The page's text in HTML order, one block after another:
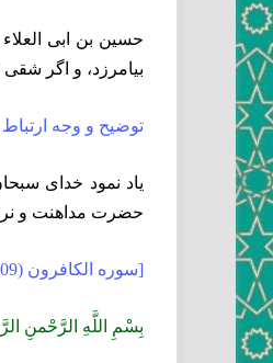
حسين بن ابى
بيامرزد، و اگر
توضيح و وجه
ياد نمود خداى
حضرت مداهنت و
[سوره الكافرون (109): آيات 1 تا 6]
بِسْمِ اللَّهِ الرَّحْمنِ